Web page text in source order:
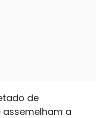
de
a